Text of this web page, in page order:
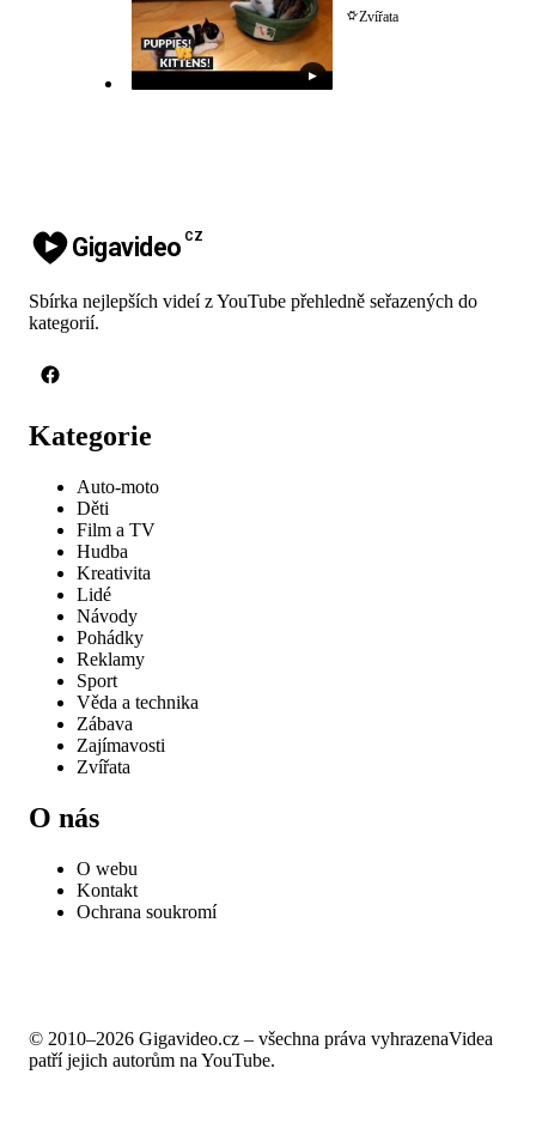
▶
Zvířata
Gigavideo CZ
Sbírka nejlepších videí z YouTube přehledně seřazených do
kategorií.
Kategorie
Auto-moto
Děti
Film a TV
Hudba
Kreativita
Lidé
Návody
Pohádky
Reklamy
Sport
Věda a technika
Zábava
Zajímavosti
Zvířata
O nás
O webu
Kontakt
Ochrana soukromí
© 2010–2026 Gigavideo.cz – všechna práva vyhrazenaVidea
patří jejich autorům na YouTube.